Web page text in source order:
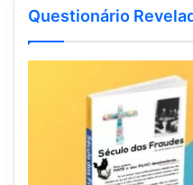
Questionário